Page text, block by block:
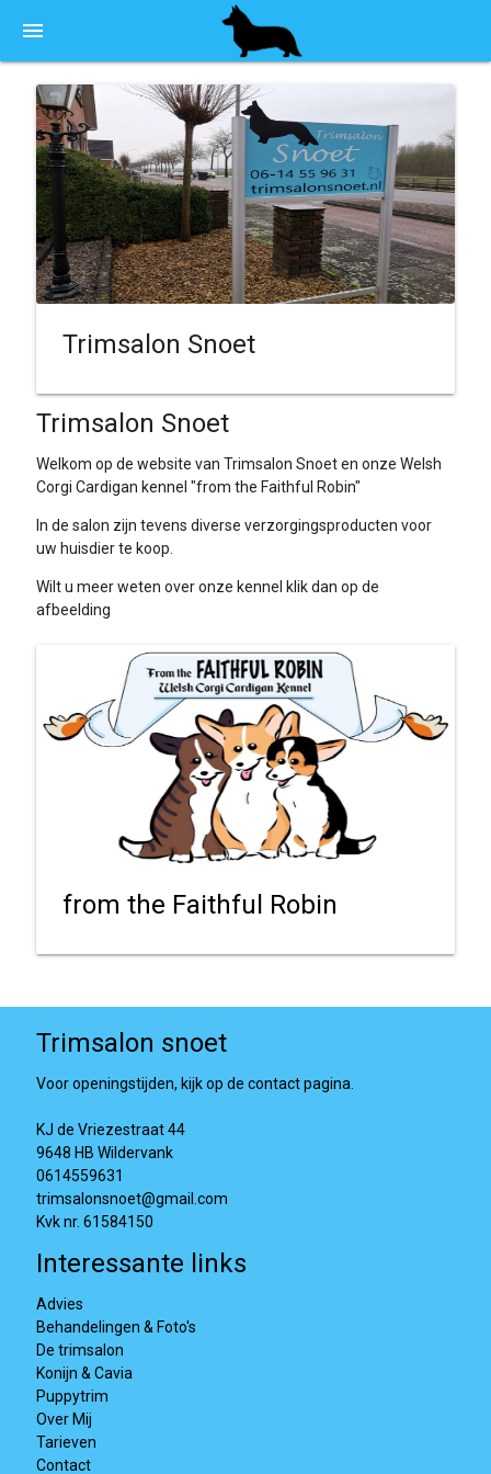
menu
Trimsalon Snoet
Trimsalon Snoet
Welkom op de website van Trimsalon Snoet en onze Welsh
Corgi Cardigan kennel "from the Faithful Robin"
In de salon zijn tevens diverse verzorgingsproducten voor
uw huisdier te koop.
Wilt u meer weten over onze kennel klik dan op de
afbeelding
from the Faithful Robin
Trimsalon snoet
Voor openingstijden, kijk op de contact pagina.
KJ de Vriezestraat 44
9648 HB Wildervank
0614559631
trimsalonsnoet@gmail.com
Kvk nr. 61584150
Interessante links
Advies
Behandelingen & Foto's
De trimsalon
Konijn & Cavia
Puppytrim
Over Mij
Tarieven
Contact